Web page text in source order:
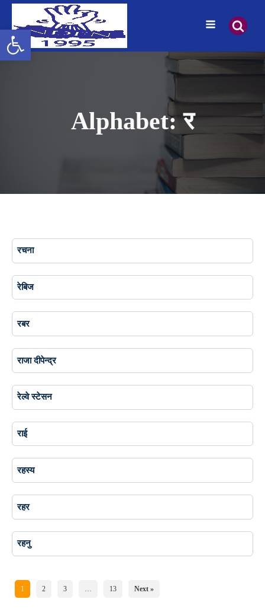
Alphabet:र
रचना
रेबिज
रबर
राजा दीपेन्द्र
रेल्वे स्टेसन
राई
रहस्य
रहर
रहनु
1 2 3 … 13 Next »
Open toolbar